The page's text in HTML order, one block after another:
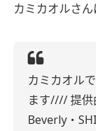
カミカオルさ
カミカオル
ます//// 提供
Beverly・